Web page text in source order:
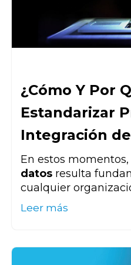
¿Cómo Y Por
Estandarizar
Integración
En estos momentos,
datos resulta
cualquier
Leer más